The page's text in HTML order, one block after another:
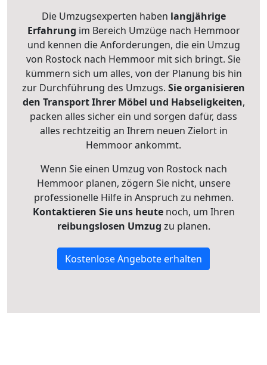
Die Umzugsexperten haben langjährige
Erfahrung im Bereich Umzüge nach Hemmoor
und kennen die Anforderungen, die ein Umzug
von Rostock nach Hemmoor mit sich bringt. Sie
kümmern sich um alles, von der Planung bis hin
zur Durchführung des Umzugs. Sie organisieren
den Transport Ihrer Möbel und Habseligkeiten,
packen alles sicher ein und sorgen dafür, dass
alles rechtzeitig an Ihrem neuen Zielort in
Hemmoor ankommt.
Wenn Sie einen Umzug von Rostock nach
Hemmoor planen, zögern Sie nicht, unsere
professionelle Hilfe in Anspruch zu nehmen.
Kontaktieren Sie uns heutenoch, um Ihren
reibungslosen Umzug zu planen.
Kostenlose Angebote erhalten